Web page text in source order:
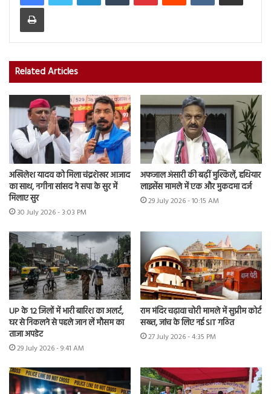
Print
Related Articles
अखिलेश यादव को मिला चंद्रशेखर आजाद
का साथ, नगीना सांसद ने सपा के सुर में
मिलाए सुर
30 July 2026 - 3:03 PM
अफजाल अंसारी की बढ़ीं मुश्किलें, हथियार
लाइसेंस मामले में एक और मुकदमा दर्ज
29 July 2026 - 10:15 AM
UP के 12 जिलों में भारी बारिश का अलर्ट,
घर से निकलने से पहले जान लें मौसम का
ताजा अपडेट
29 July 2026 - 9:41 AM
राम मंदिर चढ़ावा चोरी मामले में सुप्रीम कोर्ट
सख्त, जांच के लिए नई SIT गठित
27 July 2026 - 4:35 PM